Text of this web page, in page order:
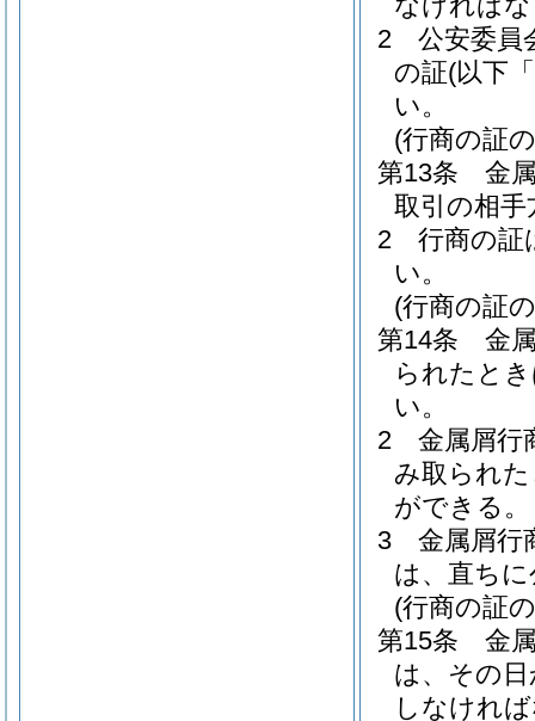
2
公安委員
の証(以下
い。
(行商の証
第13条
金
取引の相
2
行商の証
い。
(行商の証
第14条
金
られたと
い。
2
金属屑行
み取られ
ができる。
3
金属屑行
は、直ち
(行商の証
第15条
金
は、その
しなけれ